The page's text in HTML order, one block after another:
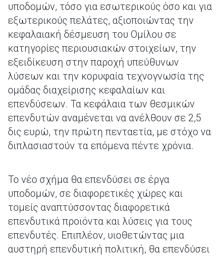
υποδομών, τόσο για εσωτερικούς όσο και για
εξωτερικούς πελάτες, αξιοποιώντας την
κεφαλαιακή δέσμευση του Ομίλου σε
κατηγορίες περιουσιακών στοιχείων, την
εξειδίκευση στην παροχή υπεύθυνων
λύσεων και την κορυφαία τεχνογνωσία της
ομάδας διαχείρισης κεφαλαίων και
επενδύσεων. Τα κεφάλαια των θεσμικών
επενδυτών αναμένεται να ανέλθουν σε 2,5
δις ευρώ, την πρώτη πενταετία, με στόχο να
διπλασιαστούν τα επόμενα πέντε χρόνια.
Το νέο σχήμα θα επενδύσει σε έργα
υποδομών, σε διαφορετικές χώρες και
τομείς αναπτύσσοντας διαφορετικά
επενδυτικά προϊόντα και λύσεις για τους
επενδυτές. Επιπλέον, υιοθετώντας μια
αυστηρή επενδυτική πολιτική, θα επενδύσει